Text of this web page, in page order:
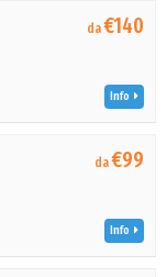
da€140
Info
da€99
Info